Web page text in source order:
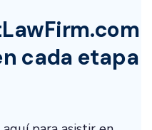
cada etapa